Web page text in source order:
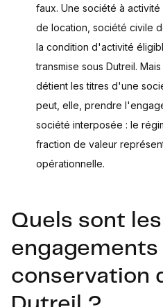
faux. Une société à activité
de location, société civile
la condition d'activité
transmise sous Dutreil.
détient les titres d'une
peut, elle, prendre
société interposée : le
fraction de valeur
opérationnelle.
Quels sont les
engagements
conservation